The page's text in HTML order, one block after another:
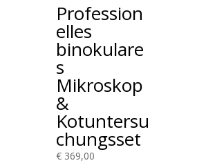
Profession
elles
binokulare
s
Mikroskop
&
Kotuntersu
chungsset
€369,00